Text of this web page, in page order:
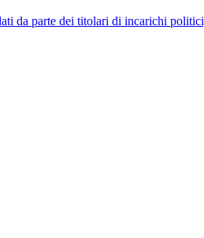
da parte dei titolari di incarichi